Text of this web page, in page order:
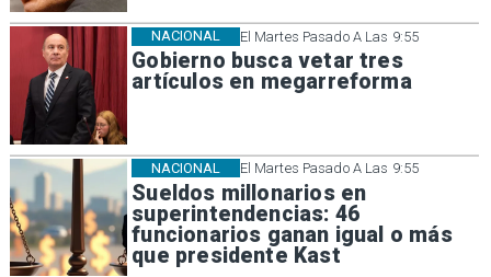
El Martes Pasado A Las 9:55
Gobierno busca vetar tres
artículos en megarreforma
NACIONAL
El Martes Pasado A Las 9:55
Sueldos millonarios en
superintendencias: 46
funcionarios ganan igual o más
que presidente Kast
NACIONAL